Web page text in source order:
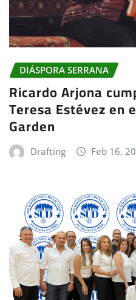
DIÁSPORA SERRANA
Ricardo Arjona
Teresa Estévez en
Garden
Drafting Feb 16,